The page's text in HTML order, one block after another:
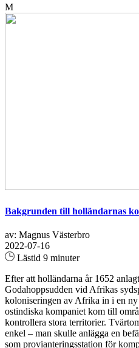
M
Bakgrunden till holländarnas
av: Magnus Västerbro
2022-07-16
Lästid 9 minuter
Efter att holländarna år 1652
Godahoppsudden vid Afrikas
koloniseringen av Afrika in i en
ostindiska kompaniet kom till
kontrollera stora territorier.
enkel – man skulle anlägga en
som provianteringsstation för